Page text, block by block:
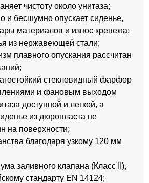
чистоту около унитаза;
и бесшумно опускает сиденье,
материалов и износ крепежа;
из нержавеющей стали;
плавного опускания рассчитан
стекловидный фарфор
и фановым выходом
доступной и легкой, а
из дюропласта не
на поверхности;
благодаря узкому 120 мм
заливного клапана (Класс II),
стандарту EN 14124;